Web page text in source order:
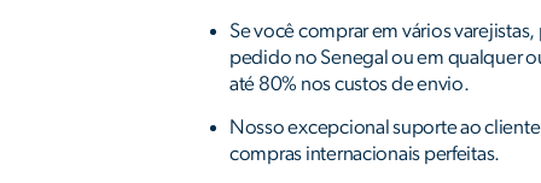
Se você comprar em vários
pedido no Senegal ou em qualquer
até 80% nos custos de envio.
Nosso excepcional suporte ao
compras internacionais perfeitas.